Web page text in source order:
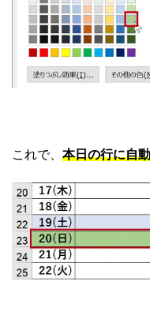
これで、 本日の行に自